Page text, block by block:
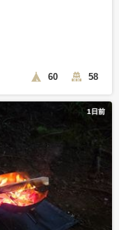
60 58
1日前